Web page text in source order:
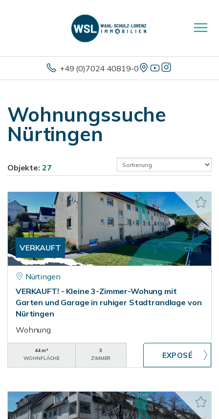
+49 (0)7024 40819-0
Wohnungssuche
Nürtingen
Objekte: 27
VERKAUFT
Nürtingen
VERKAUFT! - Kleine 3-Zimmer-Wohung mit
Garten und Garage in ruhiger Stadtrandlage von
Nürtingen
Wohnung
44 m²
WOHNFLÄCHE
3
ZIMMER